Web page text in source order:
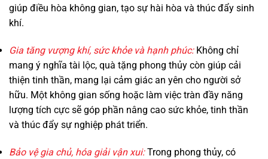
giúp điều hòa không gian, tạo sự hài hòa và thúc đẩy sinh
khí.
Gia tăng vượng khí, sức khỏe và hạnh phúc:Không chỉ
mang ý nghĩa tài lộc, quà tặng phong thủy còn giúp cải
thiện tinh thần, mang lại cảm giác an yên cho người sở
hữu. Một không gian sống hoặc làm việc tràn đầy năng
lượng tích cực sẽ góp phần nâng cao sức khỏe, tinh thần
và thúc đẩy sự nghiệp phát triển.
Bảo vệ gia chủ, hóa giải vận xui:Trong phong thủy, có